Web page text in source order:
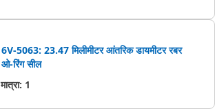
6V-5063: 23.47 मिलीमीटर आंतरिक डायमीटर रबर
ओ-रिंग सील
मात्रा: 1